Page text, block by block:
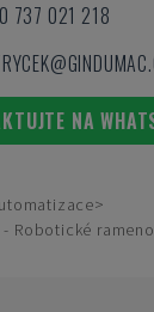
737 021 218
NA
- Robotické